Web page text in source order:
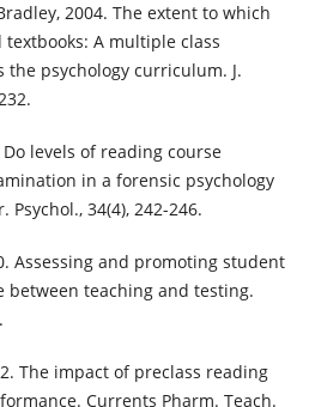
2004. The extent to which
A multiple class
the psychology curriculum. J.
Do levels of reading course
in a forensic psychology
34(4), 242-246.
Assessing and promoting student
teaching and testing.
The impact of preclass reading
Currents Pharm. Teach.